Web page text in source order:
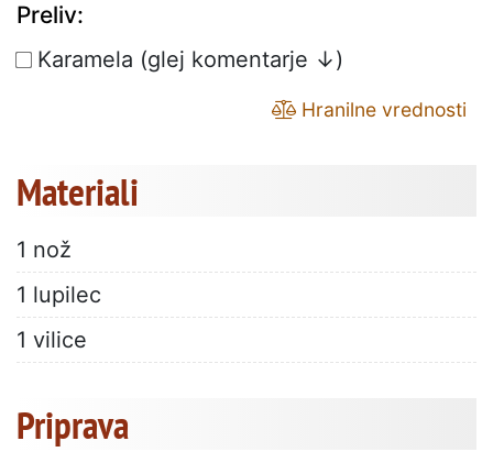
Preliv:
Karamela (glej komentarje ↓)
Hranilne vrednosti
Materiali
1 nož
1 lupilec
1 vilice
Priprava